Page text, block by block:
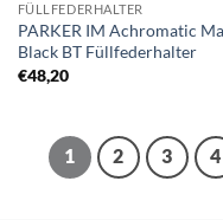
FÜLLFEDERHALTER
PARKER IM Achromatic
Black BT Füllfederhalter
€48,20
1 2 3 4